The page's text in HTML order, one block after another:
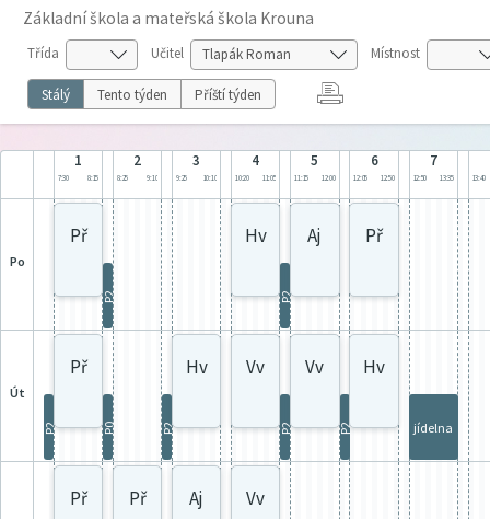
Základní škola a mateřská škola Krouna
Třída Učitel Místnost
Stálý Tento týden Příští týden
1
7:30 8:15
2
8:25 9:10
3
9:25 10:10
4
10:20 11:05
5
11:15 12:00
6
12:05 12:50
7
12:50 13:35 13:40
po
Př Hv Aj Př
P2 P2
út
Př Hv Vv Vv Hv
P2 P0 P2 P2 P2 jídelna
Př Př Aj Vv